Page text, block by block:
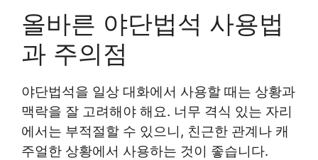
올바른 야단법석 사용법
과 주의점
야단법석을 일상 대화에서 사용할 때는 상황과
맥락을 잘 고려해야 해요. 너무 격식 있는 자리
에서는 부적절할 수 있으니, 친근한 관계나 캐
주얼한 상황에서 사용하는 것이 좋습니다.